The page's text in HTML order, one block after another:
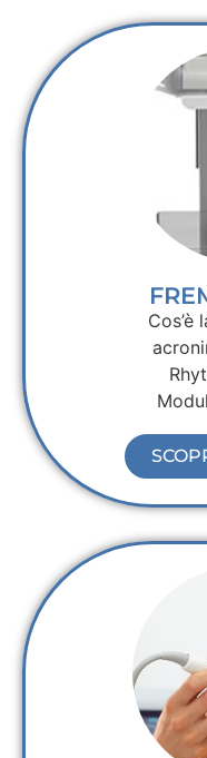
Cos’è